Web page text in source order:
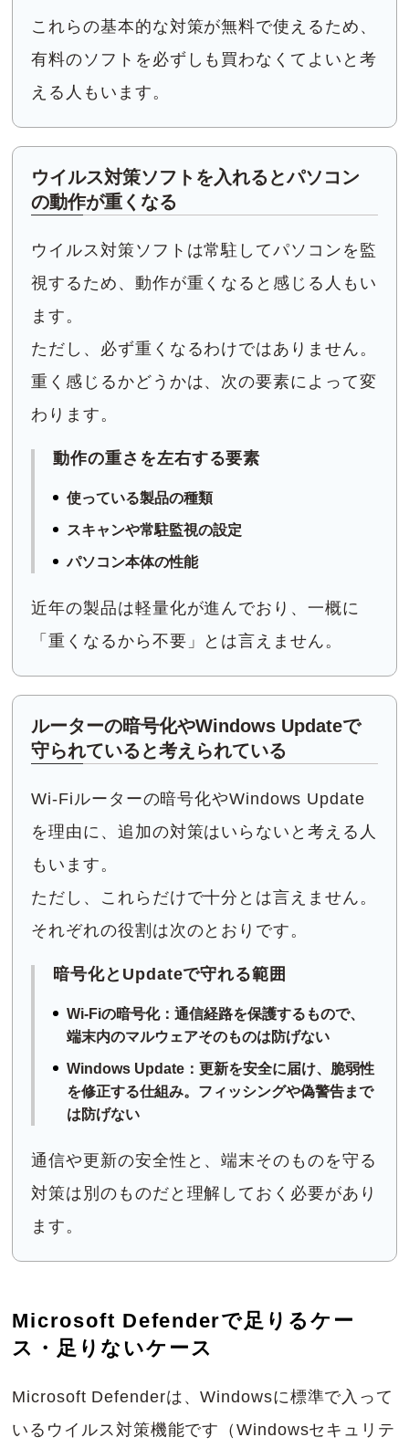
これらの基本的な対策が無料で使えるため、
有料のソフトを必ずしも買わなくてよいと考
える人もいます。
ウイルス対策ソフトを入れるとパソコン
の動作が重くなる
ウイルス対策ソフトは常駐してパソコンを監
視するため、動作が重くなると感じる人もい
ます。
ただし、必ず重くなるわけではありません。
重く感じるかどうかは、次の要素によって変
わります。
動作の重さを左右する要素
使っている製品の種類
スキャンや常駐監視の設定
パソコン本体の性能
近年の製品は軽量化が進んでおり、一概に
「重くなるから不要」とは言えません。
ルーターの暗号化やWindows Updateで
守られていると考えられている
Wi-Fiルーターの暗号化やWindows Update
を理由に、追加の対策はいらないと考える人
もいます。
ただし、これらだけで十分とは言えません。
それぞれの役割は次のとおりです。
暗号化とUpdateで守れる範囲
Wi-Fiの暗号化：通信経路を保護するもので、
端末内のマルウェアそのものは防げない
Windows Update：更新を安全に届け、脆弱性
を修正する仕組み。フィッシングや偽警告まで
は防げない
通信や更新の安全性と、端末そのものを守る
対策は別のものだと理解しておく必要があり
ます。
Microsoft Defenderで足りるケー
ス・足りないケース
Microsoft Defenderは、Windowsに標準で入って
いるウイルス対策機能です（Windowsセキュリテ